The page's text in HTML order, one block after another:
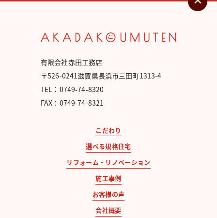
有限会社赤田工務店
〒526-0241滋賀県長浜市三田町1313-4
TEL：0749-74-8320
FAX：0749-74-8321
こだわり
選べる規格住宅
リフォーム・リノベーション
施工事例
お客様の声
会社概要